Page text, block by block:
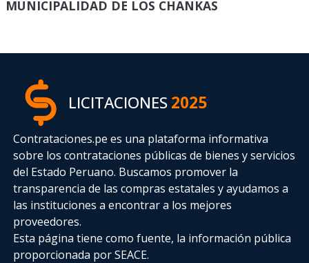
MUNICIPALIDAD DE LOS CHANKAS
LICITACIONES2025
Contrataciones.pe es una plataforma informativa
sobre los contrataciones públicas de bienes y servicios
del Estado Peruano. Buscamos promover la
transparencia de las compras estatalesy ayudamos a
las instituciones a encontrar a los mejores
proveedores.
Esta página tiene como fuente, la información pública
proporcionada por SEACE.